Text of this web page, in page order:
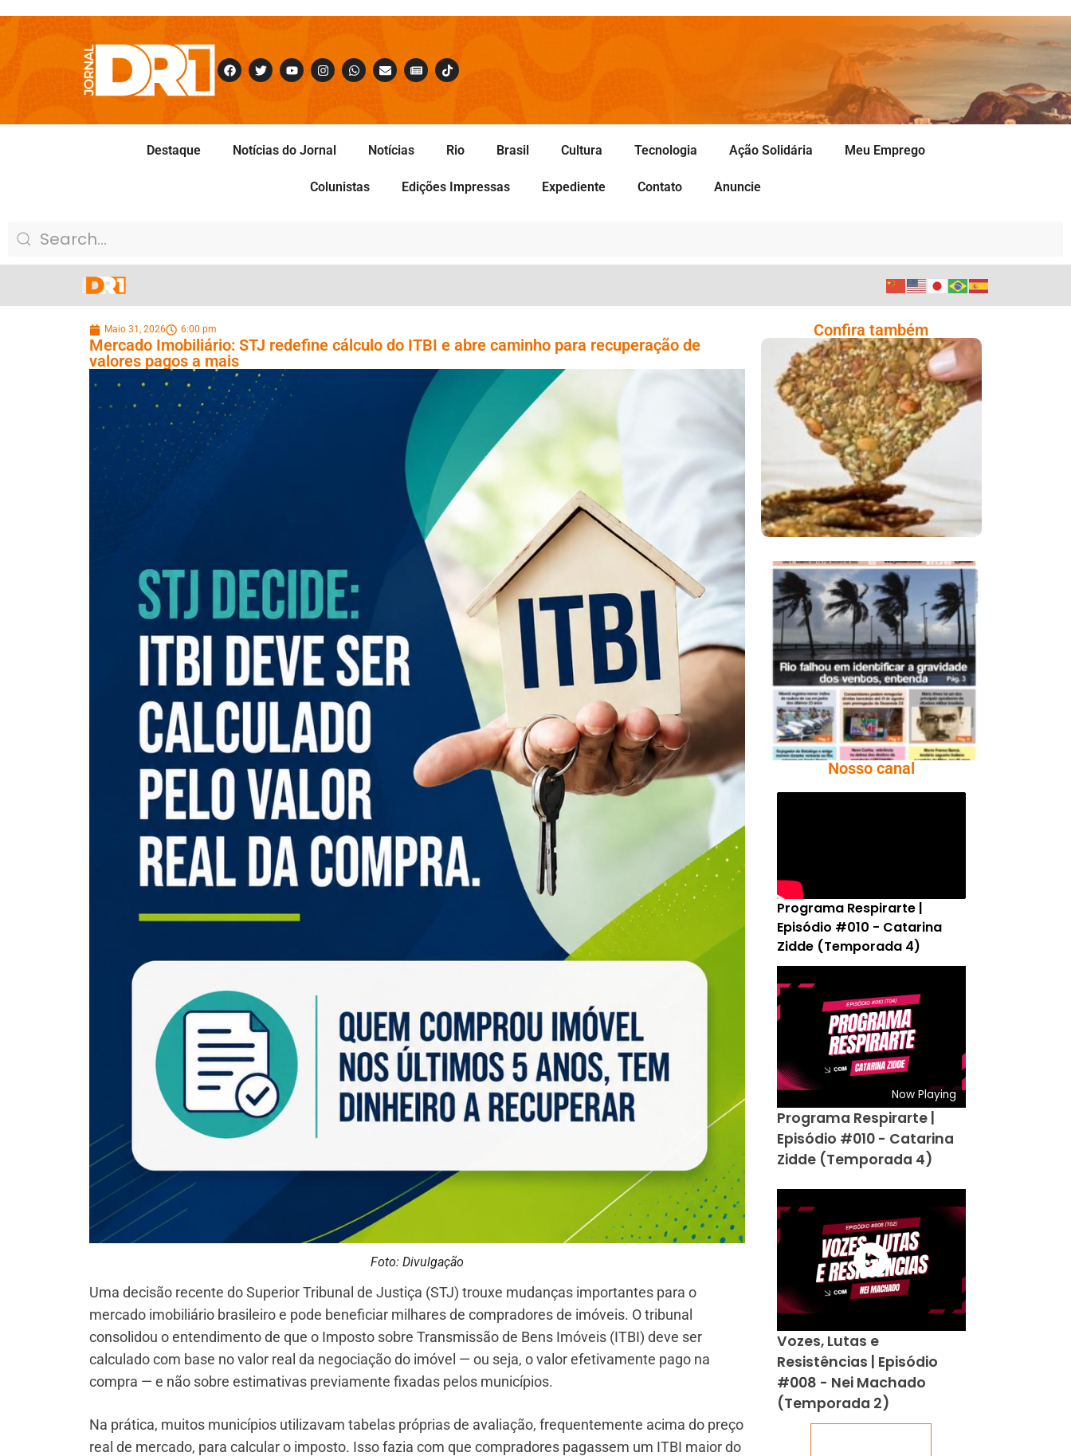
Destaque Notícias do Jornal Notícias Rio Brasil Cultura Tecnologia Ação Solidária Meu Emprego
Colunistas Edições Impressas Expediente Contato Anuncie
Maio 31, 2026 6:00 pm
Mercado Imobiliário: STJ redefine cálculo do ITBI e abre caminho para recuperação de
valores pagos a mais
Foto: Divulgação
Uma decisão recente do Superior Tribunal de Justiça (STJ) trouxe mudanças importantes para o
mercado imobiliário brasileiro e pode beneficiar milhares de compradores de imóveis. O tribunal
consolidou o entendimento de que o Imposto sobre Transmissão de Bens Imóveis (ITBI) deve ser
calculado com base no valor real da negociação do imóvel — ou seja, o valor efetivamente pago na
compra — e não sobre estimativas previamente fixadas pelos municípios.
Na prática, muitos municípios utilizavam tabelas próprias de avaliação, frequentemente acima do preço
real de mercado, para calcular o imposto. Isso fazia com que compradores pagassem um ITBI maior do
Confira também
Comer Bem: Cracker
De Sementes
Ano X – Número 366
01 A 07 De Agosto De
2026
Nosso canal
Programa Respirarte |
Episódio #010 - Catarina
Zidde (Temporada 4)
Now Playing
Programa Respirarte |
Episódio #010 - Catarina
Zidde (Temporada 4)
Vozes, Lutas e
Resistências | Episódio
#008 - Nei Machado
(Temporada 2)